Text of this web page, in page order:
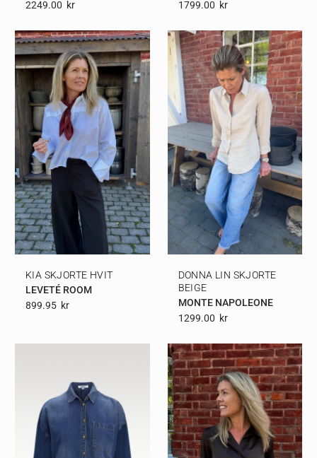
2249.00 Kr
1799.00 Kr
KIA SKJORTE HVIT
LEVETÉ ROOM
899.95 Kr
DONNA LIN SKJORTE
BEIGE
MONTE NAPOLEONE
1299.00 Kr